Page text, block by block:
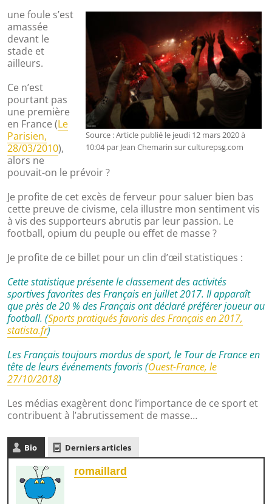
Source : Article publié le jeudi 12 mars 2020 à
10:04 par Jean Chemarin sur culturepsg.com
une foule s’est
amassée
devant le
stade et
ailleurs.
Ce n’est
pourtant pas
une première
en France (Le
Parisien,
28/03/2010),
alors ne
pouvait-on le prévoir ?
Je profite de cet excès de ferveur pour saluer bien bas
cette preuve de civisme, cela illustre mon sentiment vis
à vis des supporteurs abrutis par leur passion. Le
football, opium du peuple ou effet de masse ?
Je profite de ce billet pour un clin d’œil statistiques :
Cette statistique présente le classement des activités
sportives favorites des Français en juillet 2017. Il apparaît
que près de 20 % des Français ont déclaré préférer joueur au
football. (Sports pratiqués favoris des Français en 2017,
statista.fr)
Les Français toujours mordus de sport, le Tour de France en
tête de leurs événements favoris (Ouest-France, le
27/10/2018)
Les médias exagèrent donc l’importance de ce sport et
contribuent à l’abrutissement de masse…
Bio Derniers articles
romaillard